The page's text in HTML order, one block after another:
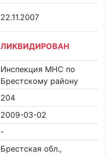
22.11.2007
ЛИКВИДИРОВАН
Инспекция МНС по
Брестскому району
204
2009-03-02
-
Брестская обл.,